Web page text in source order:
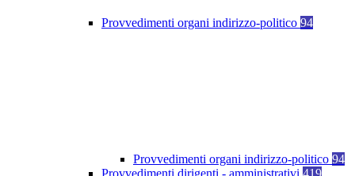
Provvedimenti organi indirizzo-politico 94
Provvedimenti organi indirizzo-politico 94